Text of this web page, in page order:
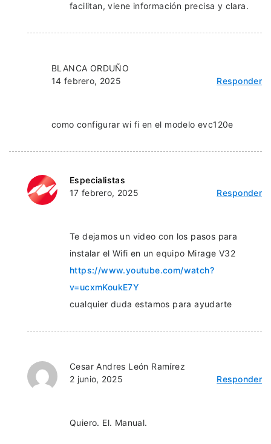
facilitan, viene información precisa y clara.
BLANCA ORDUÑO
14 febrero, 2025
Responder
como configurar wi fi en el modelo evc120e
Especialistas
17 febrero, 2025
Responder
Te dejamos un video con los pasos para
instalar el Wifi en un equipo Mirage V32
https://www.youtube.com/watch?
v=ucxmKoukE7Y
cualquier duda estamos para ayudarte
Cesar Andres León Ramírez
2 junio, 2025
Responder
Quiero. El. Manual.